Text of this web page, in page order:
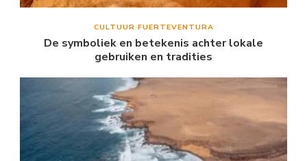
CULTUUR FUERTEVENTURA
De symboliek en betekenis achter lokale
gebruiken en tradities